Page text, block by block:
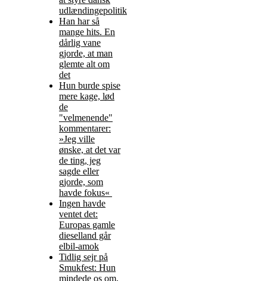
udlændingepolitik
Han har så
mange hits. En
dårlig vane
gjorde, at man
glemte alt om
det
Hun burde spise
mere kage, lød
de
"velmenende"
kommentarer:
»Jeg ville
ønske, at det var
de ting, jeg
sagde eller
gjorde, som
havde fokus«
Ingen havde
ventet det:
Europas gamle
dieselland går
elbil-amok
Tidlig sejr på
Smukfest: Hun
mindede os om,